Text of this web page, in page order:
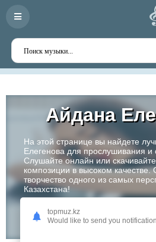
Айдана
На этой странице вы найдете
Елегенова для прослушивания и
Слушайте онлайн или
композиции в высоком качестве.
творчество одного из самых
Казахстана!
topmuz.kz
Would like to send you